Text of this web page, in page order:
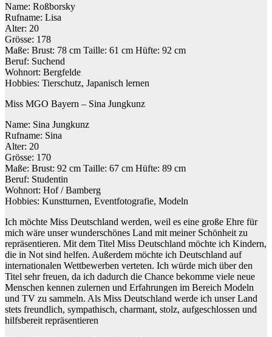
Name: Roßborsky
Rufname: Lisa
Alter: 20
Grösse: 178
Maße: Brust: 78 cm Taille: 61 cm Hüfte: 92 cm
Beruf: Suchend
Wohnort: Bergfelde
Hobbies: Tierschutz, Japanisch lernen
Miss MGO Bayern – Sina Jungkunz
Name: Sina Jungkunz
Rufname: Sina
Alter: 20
Grösse: 170
Maße: Brust: 92 cm Taille: 67 cm Hüfte: 89 cm
Beruf: Studentin
Wohnort: Hof / Bamberg
Hobbies: Kunstturnen, Eventfotografie, Modeln
Ich möchte Miss Deutschland werden, weil es eine große Ehre für
mich wäre unser wunderschönes Land mit meiner Schönheit zu
repräsentieren. Mit dem Titel Miss Deutschland möchte ich Kindern,
die in Not sind helfen. Außerdem möchte ich Deutschland auf
internationalen Wettbewerben verteten. Ich würde mich über den
Titel sehr freuen, da ich dadurch die Chance bekomme viele neue
Menschen kennen zulernen und Erfahrungen im Bereich Modeln
und TV zu sammeln. Als Miss Deutschland werde ich unser Land
stets freundlich, sympathisch, charmant, stolz, aufgeschlossen und
hilfsbereit repräsentieren